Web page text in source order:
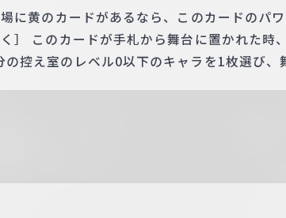
に黄のカードがあるなら、このカードのパワ
］ このカードが手札から舞台に置かれた時
控え室のレベル0以下のキャラを1枚選び、